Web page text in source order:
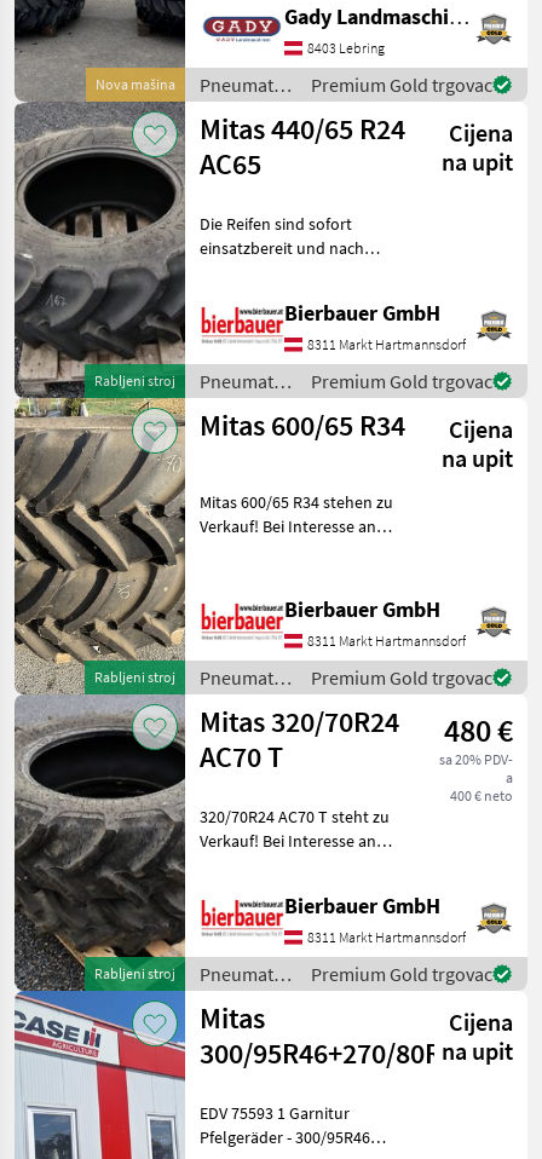
Pneumatici
Gume
Naplatci
Pneumatici
Gume Za
Traktore
Mitas
ODABERITE
KATEGORIJU
Mitas
Michelin
Trelleborg
BKT
Alliance
Trinker
Prikaži
sve
(39)
MODEL
680/85
R32
AC65
Mitas
MARKETPLACE
Marketplace
Ponude
trgovaca
Mali
Nova mašina
der Gady Family bedankt
sich für Ihr Interesse und
freut sich auf I
Gady Landmaschinen GmbH
8403 Lebring
Pneumatici/
Gume/
Naplatci /
Mitas
Premium Gold trgovac
Rabljeni stroj
Mitas 440/65 R24
AC65
Cijena
na upit
Die Reifen sind sofort
einsatzbereit und nach
Prüfung vor Ort ist jederzeit
möglich. Bei Fragen zu
Zustand, Dimens
Bierbauer GmbH
8311 Markt Hartmannsdorf
Pneumatici/
Gume/
Naplatci /
Premium Gold trgovac
Rabljeni stroj
Mitas 600/65 R34
Cijena
na upit
Mitas 600/65 R34 stehen zu
Verkauf! Bei Interesse an
und zur Verfügbarkeit
kontaktieren Sie mich bitte
schrif
Bierbauer GmbH
8311 Markt Hartmannsdorf
Pneumatici/
Gume/
Naplatci /
Mitas
Premium Gold trgovac
Rabljeni stroj
Mitas 320/70R24
AC70 T
480 €
sa 20% PDV-
a
400 € neto
320/70R24 AC70 T steht zu
Verkauf! Bei Interesse an
und zur Verfügbarkeit
kontaktieren Sie mich bitte
schrif
Bierbauer GmbH
8311 Markt Hartmannsdorf
Pneumatici/
Gume/
Naplatci /
Mitas
Premium Gold trgovac
Mitas
300/95R46+270/80R36
Cijena
na upit
EDV 75593 1 Garnitur
Pfelgeräder - 300/95R46